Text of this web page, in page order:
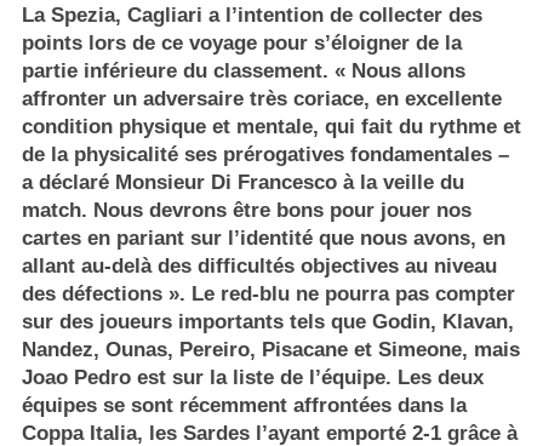
La Spezia, Cagliari a l’intention de collecter des
points lors de ce voyage pour s’éloigner de la
partie inférieure du classement. « Nous allons
affronter un adversaire très coriace, en excellente
condition physique et mentale, qui fait du rythme et
de la physicalité ses prérogatives fondamentales –
a déclaré Monsieur Di Francesco à la veille du
match. Nous devrons être bons pour jouer nos
cartes en pariant sur l’identité que nous avons, en
allant au-delà des difficultés objectives au niveau
des défections ». Le red-blu ne pourra pas compter
sur des joueurs importants tels que Godin, Klavan,
Nandez, Ounas, Pereiro, Pisacane et Simeone, mais
Joao Pedro est sur la liste de l’équipe. Les deux
équipes se sont récemment affrontées dans la
Coppa Italia, les Sardes l’ayant emporté 2-1 grâce à